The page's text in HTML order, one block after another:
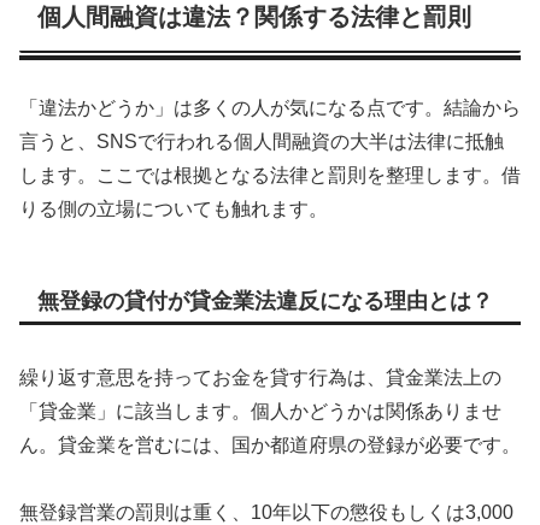
個人間融資は違法？関係する法律と罰則
「違法かどうか」は多くの人が気になる点です。結論から
言うと、SNSで行われる個人間融資の大半は法律に抵触
します。ここでは根拠となる法律と罰則を整理します。借
りる側の立場についても触れます。
無登録の貸付が貸金業法違反になる理由とは？
繰り返す意思を持ってお金を貸す行為は、貸金業法上の
「貸金業」に該当します。個人かどうかは関係ありませ
ん。貸金業を営むには、国か都道府県の登録が必要です。
無登録営業の罰則は重く、10年以下の懲役もしくは3,000